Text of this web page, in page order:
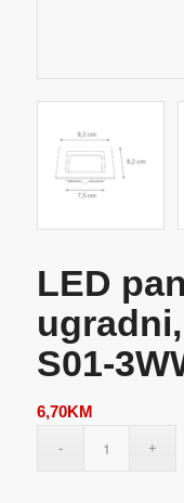
LED
S01-
6,70KM